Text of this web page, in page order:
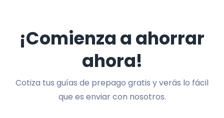
¡Comienza a ahorrar
ahora!
Cotiza tus guías de prepago gratis y verás lo fácil
que es enviar con nosotros.